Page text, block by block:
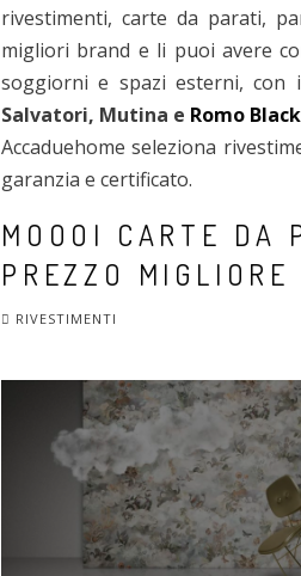
rivestimenti, carte da parati,
migliori brand e li puoi avere
soggiorni e spazi esterni, con
Salvatori, Mutina e Romo
Accaduehome seleziona
garanzia e certificato.
MOOOI CARTE DA
PREZZO MIGLIORE
RIVESTIMENTI